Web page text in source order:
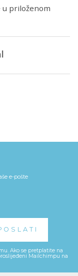
u priloženom
e-pošte
Ako se pretplatite na
Mailchimpu na